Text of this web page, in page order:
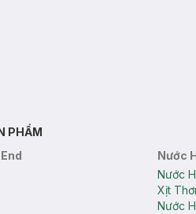
PHẨM
Nước
Nước
Xịt
Nước